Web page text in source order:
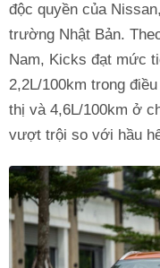
độc quyền của
trường Nhật Bản.
Nam, Kicks đạt mức
2,2L/100km trong
thị và 4,6L/100km ở
vượt trội so với hầu